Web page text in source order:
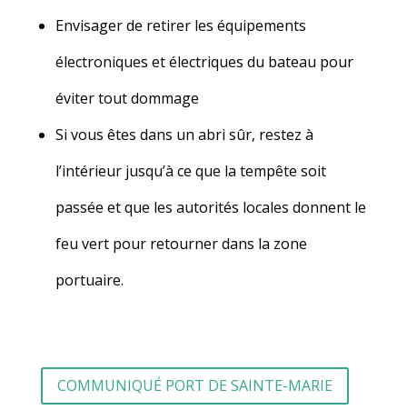
Envisager de retirer les équipements
électroniques et électriques du bateau pour
éviter tout dommage
Si vous êtes dans un abri sûr, restez à
l’intérieur jusqu’à ce que la tempête soit
passée et que les autorités locales donnent le
feu vert pour retourner dans la zone
portuaire.
COMMUNIQUÉ PORT DE SAINTE-MARIE